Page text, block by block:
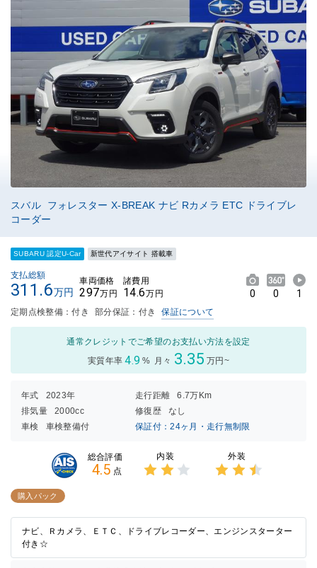
スバル フォレスター X-BREAK ナビ Rカメラ ETC ドライブレ
コーダー
SUBARU 認定U-Car 新世代アイサイト 搭載車
支払総額
311.6万円
車両価格
297万円
諸費用
14.6万円 0 0 1
定期点検整備：付き 部分保証：付き 保証について
通常クレジットでご希望のお支払い方法を設定
実質年率 4.9 % 月々 3.35 万円~
年式 2023年 走行距離
6.7万Km
排気量
2000cc 修復歴
なし
車検
車検整備付 保証付：24ヶ月・走行無制限
総合評価
4.5 点
内装 外装
購入パック
ナビ、Ｒカメラ、ＥＴＣ、ドライブレコーダー、エンジンスターター
付き☆